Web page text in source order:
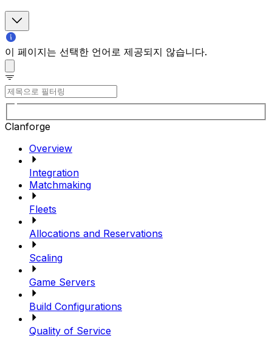
이 페이지는 선택한 언어로 제공되지 않습니다.
Clanforge
Overview
Integration
Matchmaking
Fleets
Allocations and Reservations
Scaling
Game Servers
Build Configurations
Quality of Service